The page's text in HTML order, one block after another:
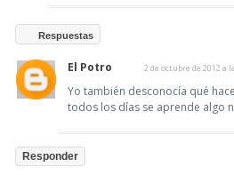
Respuestas
El Potro 2 de octubre de 2012 a
Yo también desconocía qué
todos los días se aprende algo
Responder